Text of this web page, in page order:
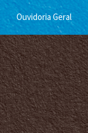
Menu
Barra
Topo
PCR
Ouvidoria Geral